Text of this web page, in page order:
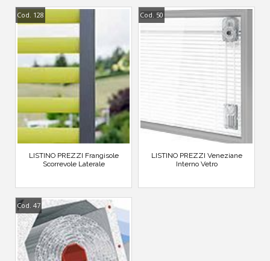
Cod. 128
LISTINO PREZZI Frangisole
Scorrevole Laterale
Cod. 50
LISTINO PREZZI Veneziane
Interno Vetro
Cod. 47